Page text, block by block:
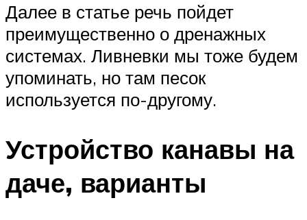
Далее в статье речь пойдет
преимущественно о дренажных
системах. Ливневки мы тоже будем
упоминать, но там песок
используется по-другому.
Устройство канавы на
даче, варианты